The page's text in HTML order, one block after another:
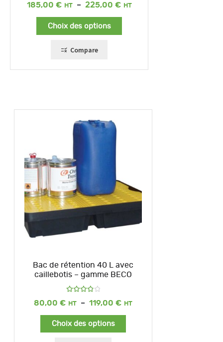
185,00 € – 225,00 €
Plage
Choix des options
Compare
Bac de rétention 40 L avec
caillebotis – gamme BECO
4.00
sur 5
80,00 € – 119,00 €
Plage
Choix des options